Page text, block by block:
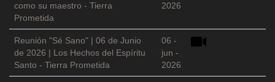
como su maestro - Tierra
Prometida
2026
Reunión "Sé Sano" | 06 de Junio
de 2026 | Los Hechos del Espíritu
Santo - Tierra Prometida
06 -
jun -
2026